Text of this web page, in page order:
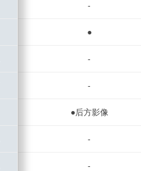
-
●
-
-
●后方影像
-
-